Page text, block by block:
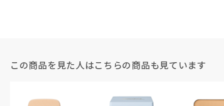
この商品を見た人はこちらの商品も見ています